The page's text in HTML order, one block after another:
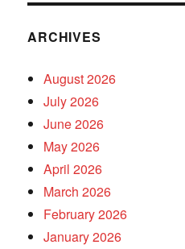
ARCHIVES
August 2026
July 2026
June 2026
May 2026
April 2026
March 2026
February 2026
January 2026